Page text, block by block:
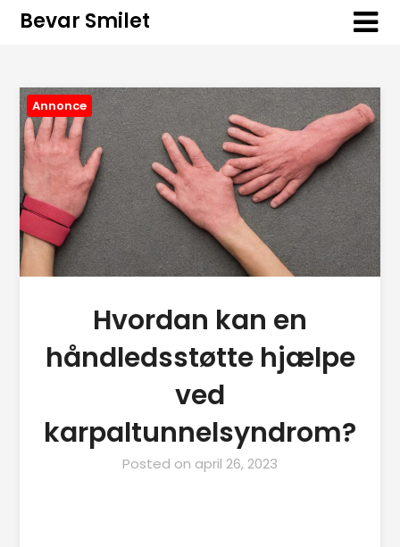
Bevar Smilet
Annonce
Hvordan kan en
håndledsstøtte hjælpe
ved
karpaltunnelsyndrom?
Posted on april 26, 2023